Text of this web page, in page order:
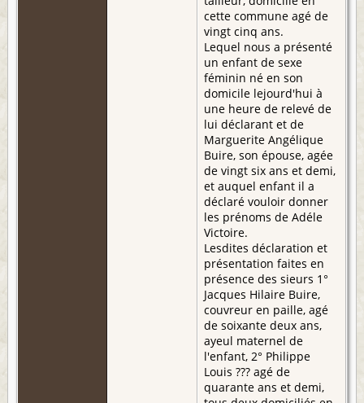
cette commune agé de
vingt cinq ans.
Lequel nous a présenté
un enfant de sexe
féminin né en son
domicile lejourd'hui à
une heure de relevé de
lui déclarant et de
Marguerite Angélique
Buire, son épouse, agée
de vingt six ans et demi,
et auquel enfant il a
déclaré vouloir donner
les prénoms de Adéle
Victoire.
Lesdites déclaration et
présentation faites en
présence des sieurs 1°
Jacques Hilaire Buire,
couvreur en paille, agé
de soixante deux ans,
ayeul maternel de
l'enfant, 2° Philippe
Louis ??? agé de
quarante ans et demi,